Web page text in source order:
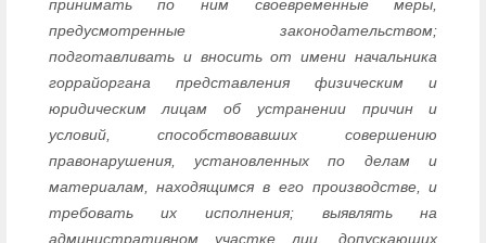
принимать по ним своевременные меры,
предусмотренные законодательством;
подготавливать и вносить от имени начальника
горрайоргана представления физическим и
юридическим лицам об устранении причин и
условий, способствовавших совершению
правонарушения, установленных по делам и
материалам, находящимся в его производстве, и
требовать их исполнения; выявлять на
административном участке лиц, допускающих